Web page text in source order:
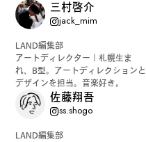
三村啓介
jack_mim
LAND編集部
アートディレクター｜札幌生ま
れ、B型。アートディレクションと
デザインを担当。音楽好き。
佐藤翔吾
ss.shogo
LAND編集部